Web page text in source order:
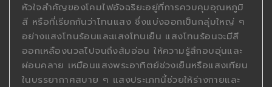
หัวใจสำคัญของโคมไฟอัจฉริยะอยู่ที่การควบคุมอุณหภูมิ
สี หรือที่เรียกกันว่าโทนแสง ซึ่งแบ่งออกเป็นกลุ่มใหญ่ ๆ
อย่างแสงโทนร้อนและแสงโทนเย็น แสงโทนร้อนจะมีสี
ออกเหลืองนวลไปจนถึงส้มอ่อน ให้ความรู้สึกอบอุ่นและ
ผ่อนคลาย เหมือนแสงพระอาทิตย์ช่วงเย็นหรือแสงเทียน
ในบรรยากาศสบาย ๆ แสงประเภทนี้ช่วยให้ร่างกายและ